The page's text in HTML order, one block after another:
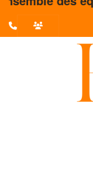
L'actualité
Taxe
dirigeants